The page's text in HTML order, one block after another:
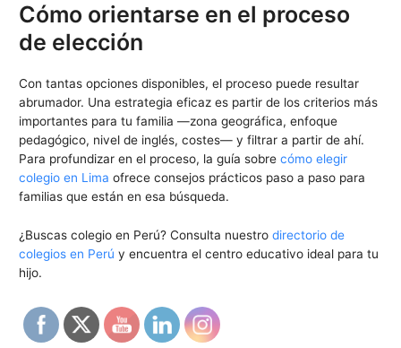
Cómo orientarse en el proceso
de elección
Con tantas opciones disponibles, el proceso puede resultar
abrumador. Una estrategia eficaz es partir de los criterios más
importantes para tu familia —zona geográfica, enfoque
pedagógico, nivel de inglés, costes— y filtrar a partir de ahí.
Para profundizar en el proceso, la guía sobrecómo elegir
colegio en Lima ofrece consejos prácticos paso a paso para
familias que están en esa búsqueda.
¿Buscas colegio en Perú? Consulta nuestrodirectorio de
colegios en Perú y encuentra el centro educativo ideal para tu
hijo.